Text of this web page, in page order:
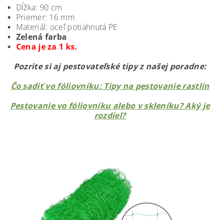
Dĺžka: 90 cm
Priemer: 16 mm
Materiál: oceľ potiahnutá PE
Zelená farba
Cena je za 1 ks.
Pozrite si aj pestovateľské tipy z našej poradne:
Čo sadiť vo fóliovníku: Tipy na pestovanie rastlín
Pestovanie vo fóliovníku alebo v skleníku? Aký je
rozdiel?